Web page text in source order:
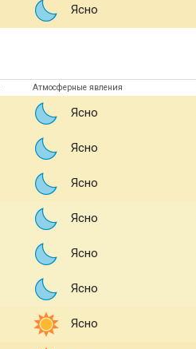
Ясно
Атмосферные явления
Ясно
Ясно
Ясно
Ясно
Ясно
Ясно
Ясно